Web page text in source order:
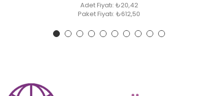
Adet Fiyatı: ₺20,42
Paket Fiyatı: ₺612,50